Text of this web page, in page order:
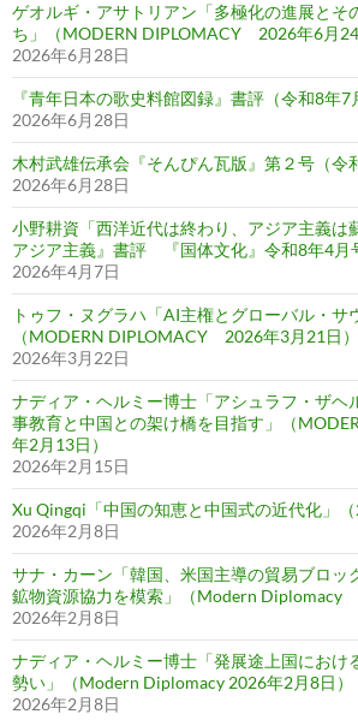
ゲオルギ・アサトリアン「多極化の進展とそ
ち」（MODERN DIPLOMACY 2026年6月24
2026年6月28日
『青年日本の歌史料館図録』書評（令和8年7
2026年6月28日
木村武雄伝承会『そんぴん瓦版』第２号（令
2026年6月28日
小野耕資「西洋近代は終わり、アジア主義は
アジア主義』書評 『国体文化』令和8年4月
2026年4月7日
トゥフ・ヌグラハ「AI主権とグローバル・サ
（MODERN DIPLOMACY 2026年3月21日）
2026年3月22日
ナディア・ヘルミー博士「アシュラフ・ザヘ
事教育と中国との架け橋を目指す」（
年2月13日）
2026年2月15日
Xu Qingqi「中国の知恵と中国式の近代化」（
2026年2月8日
サナ・カーン「韓国、米国主導の貿易ブロッ
鉱物資源協力を模索」（Modern Diplomacy
2026年2月8日
ナディア・ヘルミー博士「発展途上国におけ
勢い」（Modern Diplomacy 2026年2月8日）
2026年2月8日